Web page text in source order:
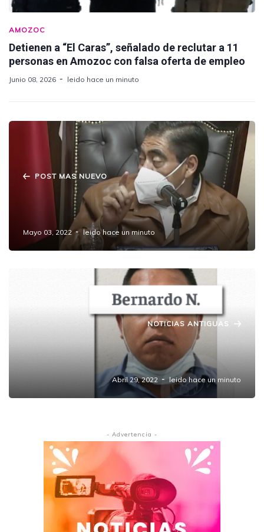
AMOZOC
Detienen a “El Caras”, señalado de reclutar a 11
personas en Amozoc con falsa oferta de empleo
Junio 08, 2026 leido hace un minuto
POST MAS NUEVO
No hay levantones en Puebla: Barbosa
Mayo 03, 2022 leido hace un minuto
NOTICIAS ANTIGUAS
Dan 8 años de prisión a hombre por abusar
de su hijastra en Amozoc.
Abril 29, 2022 leido hace un minuto
- Advertencia -